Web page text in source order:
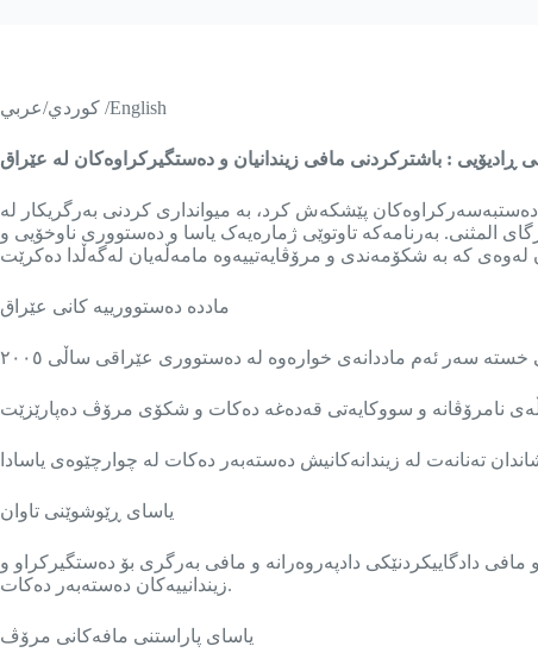
كوردي/عربي /English
ڕادیۆیی : باشترکردنی مافی زیندانیان و دەستگیرکراوەکان لە عێراق
و دەستبەسەرکراوەکان پێشکەش کرد، بە میوانداری کردنی بەرگریکار لە
المثنى. بەرنامەکە تاوتوێی ژمارەیەک یاسا و دەستووری ناوخۆیی و
مادده دەستوورییه کانی عێراق
سەر ئەم ماددانەی خوارەوە لە دەستووری عێراقی ساڵی ٢٠٠٥
یاسای ڕێوشوێنی تاوان
و دادگاییکردن لەخۆ دەگرێت و مافی دادگاییکردنێکی دادپەروەرانە و مافی بەرگری بۆ دەستگیرکراو و
زیندانییەکان دەستەبەر دەکات.
یاسای پاراستنی مافەکانی مرۆڤ